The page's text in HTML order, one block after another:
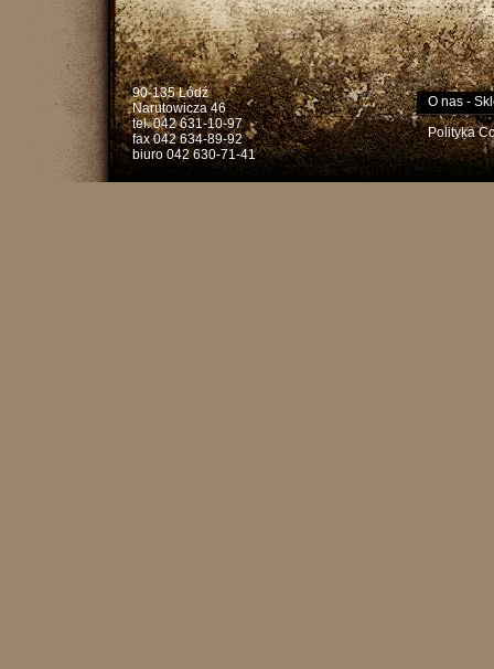
90-135 Łódź
Narutowicza 46
tel. 042 631-10-97
fax 042 634-89-92
biuro 042 630-71-41
O nas-
Polityka